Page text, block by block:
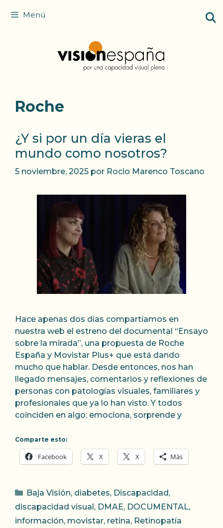
Menú
Roche
¿Y si por un día vieras el
mundo como nosotros?
5 noviembre, 2025 por Rocio Marenco Toscano
Hace apenas dos días compartíamos en
nuestra web el estreno del documental “Ensayo
sobre la mirada”, una propuesta de Roche
España y Movistar Plus+ que está dando
mucho que hablar. Desde entonces, nos han
llegado mensajes, comentarios y reflexiones de
personas con patologías visuales, familiares y
profesionales que ya lo han visto. Y todos
coinciden en algo: emociona, sorprende y
Comparte esto:
Facebook X X Más
Categorías
Baja Visión, diabetes, Discapacidad ,
discapacidad visual , DMAE, DOCUMENTAL,
información, movistar, retina, Retinopatía